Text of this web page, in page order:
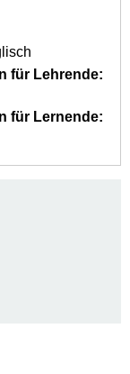
für Lehrende:
für Lernende: